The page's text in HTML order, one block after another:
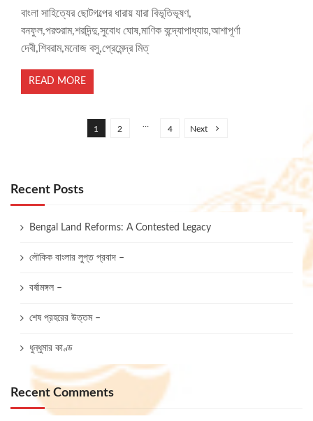
বাংলা সাহিত্যের ছোটগল্পের ধারায় যারা বিভূতিভূষণ,
বনফুল,পরশুরাম,শরদিন্দু,সুবোধ ঘোষ,মাণিক বন্দ্যোপাধ্যায়,আশাপূর্ণা
দেবী,শিবরাম,মনোজ বসু,প্রেমেন্দ্র মিত্
READ MORE
s
p
a
i
n
i
n
1 2 4 Next
Recent Posts
Bengal Land Reforms: A Contested Legacy
লৌকিক বাংলার লুপ্ত প্রবাদ –
বর্ষামঙ্গল –
শেষ প্রহরের উত্তম –
ধুন্ধুমার কাণ্ড
Recent Comments